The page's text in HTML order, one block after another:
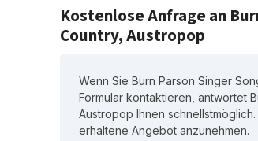
Kostenlose Anfrage an
Country, Austropop
Wenn Sie Burn Parson Singer
Formular kontaktieren, antwortet
Austropop Ihnen schnellstmöglich.
erhaltene Angebot anzunehmen.